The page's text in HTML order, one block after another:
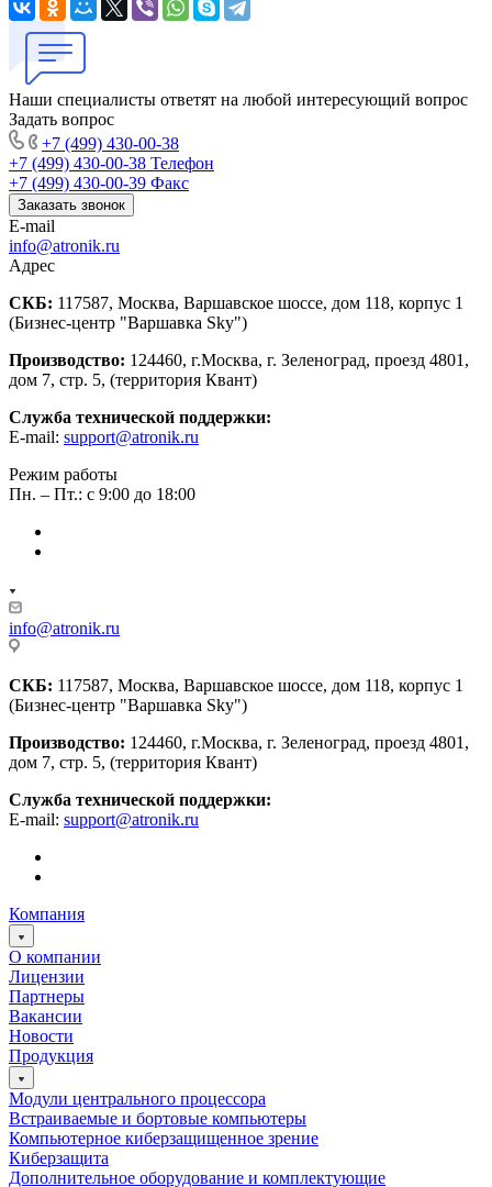
Наши специалисты ответят на любой интересующий вопрос
Задать вопрос
+7 (499) 430-00-38
+7 (499) 430-00-38 Телефон
+7 (499) 430-00-39 Факс
Заказать звонок
E-mail
info@atronik.ru
Адрес
СКБ: 117587, Москва, Варшавское шоссе, дом 118, корпус 1
(Бизнес-центр "Варшавка Sky")
Производство: 124460, г.Москва, г. Зеленоград, проезд 4801,
дом 7, стр. 5, (территория Квант)
Служба технической поддержки:
E-mail: support@atronik.ru
Режим работы
Пн. – Пт.: с 9:00 до 18:00
info@atronik.ru
СКБ: 117587, Москва, Варшавское шоссе, дом 118, корпус 1
(Бизнес-центр "Варшавка Sky")
Производство: 124460, г.Москва, г. Зеленоград, проезд 4801,
дом 7, стр. 5, (территория Квант)
Служба технической поддержки:
E-mail: support@atronik.ru
Компания
О компании
Лицензии
Партнеры
Вакансии
Новости
Продукция
Модули центрального процессора
Встраиваемые и бортовые компьютеры
Компьютерное киберзащищенное зрение
Киберзащита
Дополнительное оборудование и комплектующие